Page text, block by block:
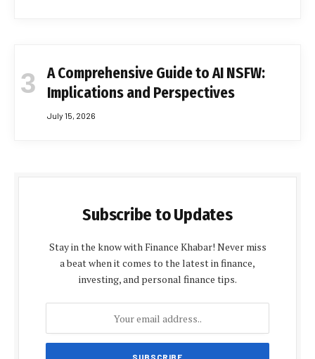
A Comprehensive Guide to AI NSFW:
Implications and Perspectives
July 15, 2026
Subscribe to Updates
Stay in the know with Finance Khabar! Never miss
a beat when it comes to the latest in finance,
investing, and personal finance tips.